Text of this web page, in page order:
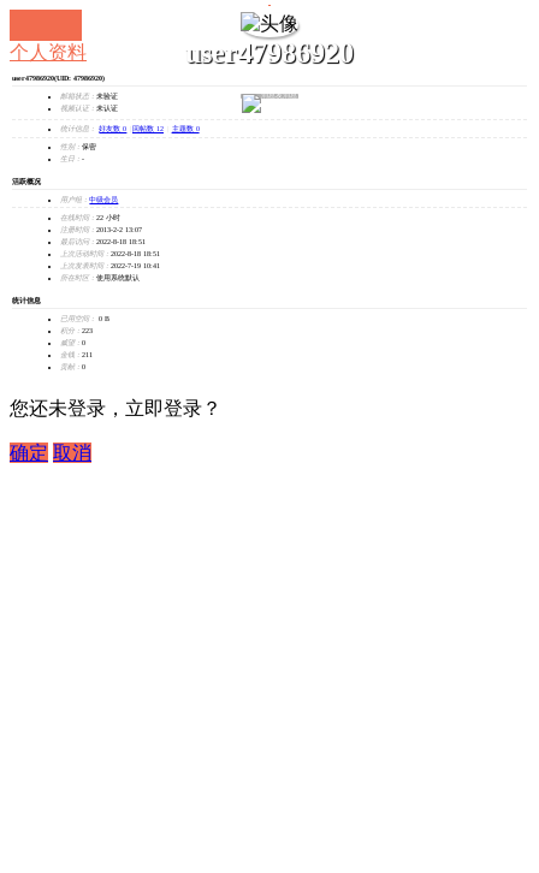
user47986920
发消息
个人资料
user47986920(UID: 47986920)
邮箱状态： 未验证
视频认证： 未认证
统计信息： 好友数 0 回帖数 12 主题数 0
性别： 保密
生日： -
活跃概况
用户组： 中级会员
在线时间： 22 小时
注册时间： 2013-2-2 13:07
最后访问： 2022-8-18 18:51
上次活动时间： 2022-8-18 18:51
上次发表时间： 2022-7-19 10:41
所在时区： 使用系统默认
统计信息
已用空间：
0 B
积分： 223
威望： 0
金钱： 211
贡献： 0
您还未登录，立即登录？
确定 取消